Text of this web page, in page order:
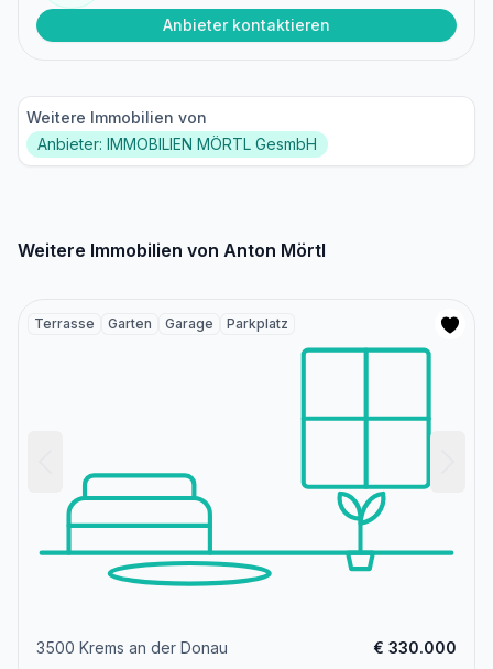
Anbieter kontaktieren
Weitere Immobilien von
Anbieter: IMMOBILIEN MÖRTL GesmbH
Weitere Immobilien von Anton Mörtl
Terrasse Garten Garage Parkplatz
3500 Krems an der Donau € 330.000